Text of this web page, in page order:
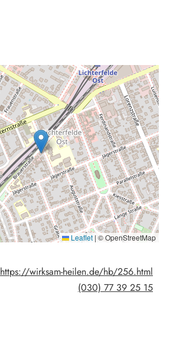
Leaflet | © OpenStreetMap
https://wirksam-heilen.de/hb/256.html
(030) 77 39 25 15